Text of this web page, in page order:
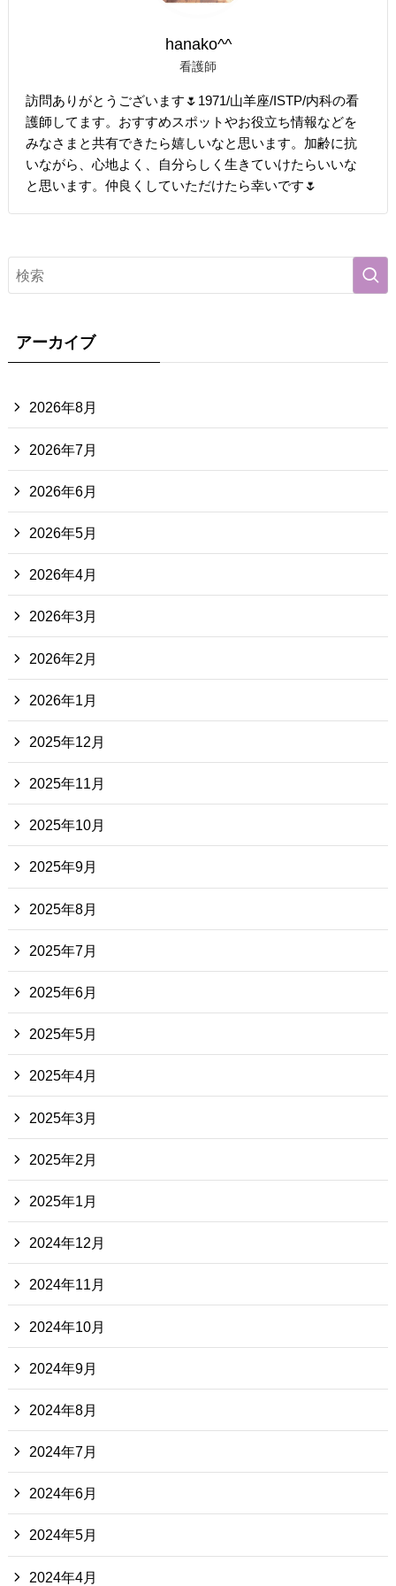
hanako^^
看護師
訪問ありがとうございます🌷1971/山羊座/ISTP/内科の看
護師してます。おすすめスポットやお役立ち情報などを
みなさまと共有できたら嬉しいなと思います。加齢に抗
いながら、心地よく、自分らしく生きていけたらいいな
と思います。仲良くしていただけたら幸いです🌷
アーカイブ
2026年8月
2026年7月
2026年6月
2026年5月
2026年4月
2026年3月
2026年2月
2026年1月
2025年12月
2025年11月
2025年10月
2025年9月
2025年8月
2025年7月
2025年6月
2025年5月
2025年4月
2025年3月
2025年2月
2025年1月
2024年12月
2024年11月
2024年10月
2024年9月
2024年8月
2024年7月
2024年6月
2024年5月
2024年4月